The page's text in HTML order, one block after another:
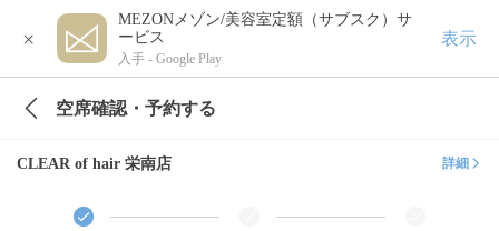
×
MEZONメゾン/美容室定額（サブスク）サ
ービス
入手 - Google Play
表示
空席確認・予約する
CLEAR of hair 栄南店 詳細